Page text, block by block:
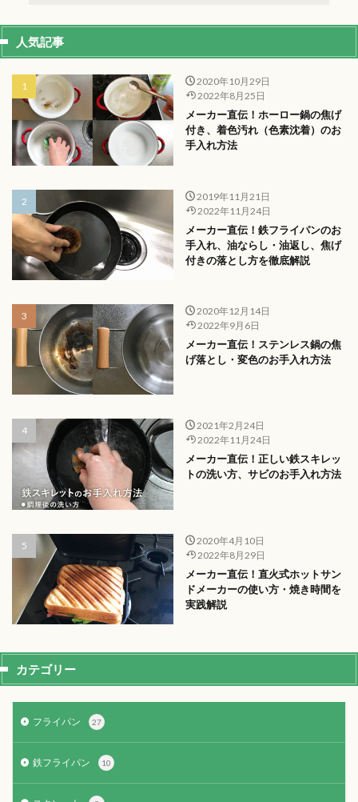
人気記事
2020年10月29日
2022年8月25日
メーカー直伝！ホーロー鍋の焦げ
付き、着色汚れ（色素沈着）のお
手入れ方法
2019年11月21日
2022年11月24日
メーカー直伝！鉄フライパンのお
手入れ、油ならし・油返し、焦げ
付きの落とし方を徹底解説
2020年12月14日
2022年9月6日
メーカー直伝！ステンレス鍋の焦
げ落とし・変色のお手入れ方法
2021年2月24日
2022年11月24日
メーカー直伝！正しい鉄スキレッ
トの洗い方、サビのお手入れ方法
2020年4月10日
2022年8月29日
メーカー直伝！直火式ホットサン
ドメーカーの使い方・焼き時間を
実践解説
カテゴリー
フライパン 27
鉄フライパン 10